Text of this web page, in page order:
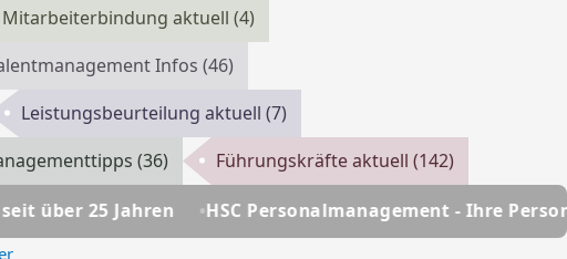
Mitarbeiterbindung aktuell (4)
Infos (46)
Leistungsbeurteilung aktuell (7)
(36) Führungskräfte aktuell (142)
HSC Personalmanagement - Ihre Personalberatung